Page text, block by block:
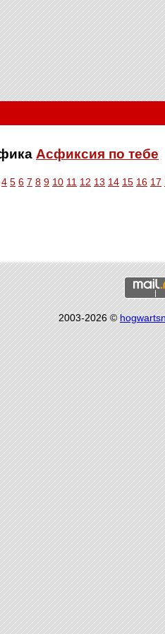
Асфиксия по тебе
4 5 6 7 8 9 10 11 12 13 14 15 16 17
2003-2026 ©